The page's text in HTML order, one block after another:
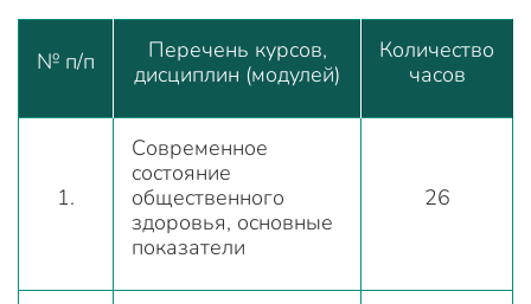
№ п/п
Перечень курсов,
дисциплин (модулей)
Количество
часов
1.
Современное
состояние
общественного
здоровья, основные
показатели
26